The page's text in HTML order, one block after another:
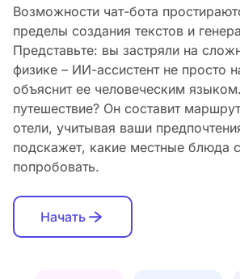
Возможности чат-бота
пределы создания текстов и
Представьте: вы застряли на
физике – ИИ-ассистент не просто
объяснит ее человеческим
путешествие? Он составит
отели, учитывая ваши
подскажет, какие местные блюда
попробовать.
Начать